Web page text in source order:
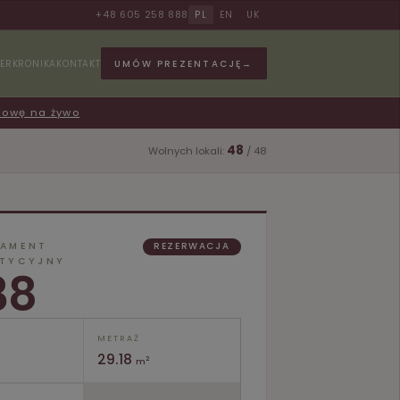
+48 605 258 888 PL EN UK
KRONIKA KONTAKT UMÓW PREZENTACJĘ →
na żywo
Wolnych lokali: 48 / 48
REZERWACJA
METRAŻ
29.18 m2